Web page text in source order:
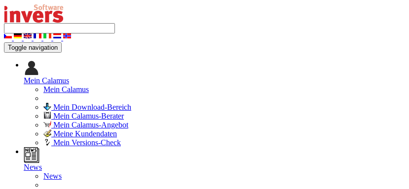
Toggle navigation
Mein Calamus
Mein Calamus
Mein Download-Bereich
Mein Calamus-Berater
Mein Calamus-Angebot
Meine Kundendaten
Mein Versions-Check
News
News